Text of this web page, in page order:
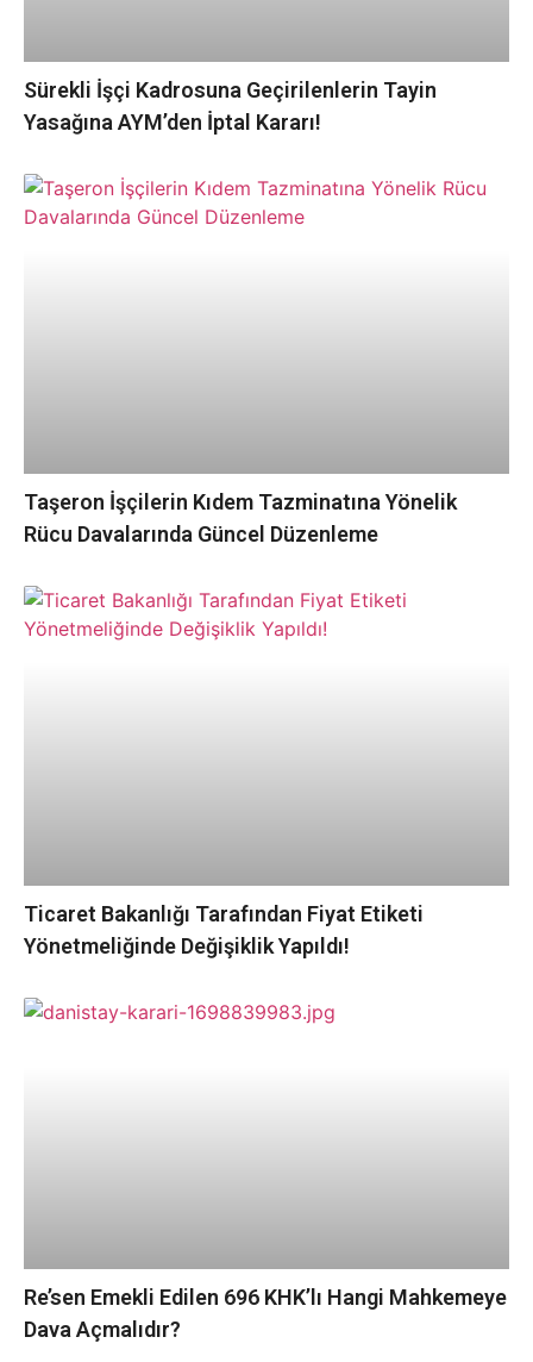
Sürekli İşçi Kadrosuna Geçirilenlerin Tayin
Yasağına AYM’den İptal Kararı!
Taşeron İşçilerin Kıdem Tazminatına Yönelik
Rücu Davalarında Güncel Düzenleme
Ticaret Bakanlığı Tarafından Fiyat Etiketi
Yönetmeliğinde Değişiklik Yapıldı!
Re’sen Emekli Edilen 696 KHK’lı Hangi Mahkemeye
Dava Açmalıdır?